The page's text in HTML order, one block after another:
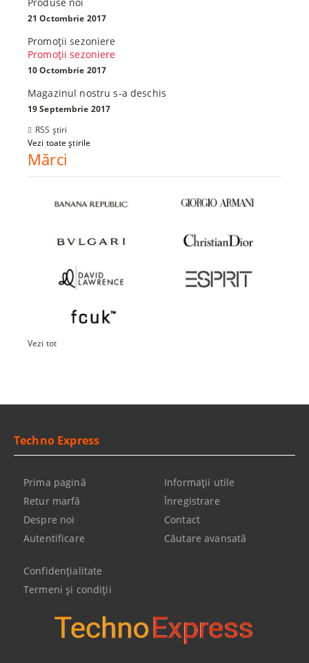
21 Octombrie 2017
Promoţii sezoniere
Promoţii sezoniere
10 Octombrie 2017
Magazinul nostru s-a deschis
19 Septembrie 2017
RSS știri
Vezi toate știrile
Mărci
Vezi tot
Techno Express
Prima pagină
Retur marfă
Despre noi
Autentificare
Informaţii utile
Înregistrare
Contact
Căutare avansată
Confidenţialitate
Termeni şi condiţii